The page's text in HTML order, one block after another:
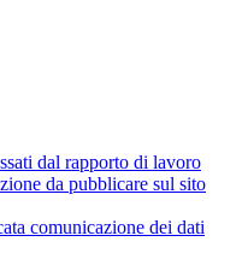
dal rapporto di lavoro
da pubblicare sul sito
comunicazione dei dati